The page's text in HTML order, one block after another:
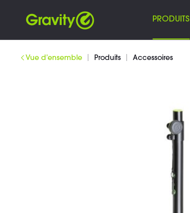
PRODUITS
Vue d’ensemble Produits Accessoires